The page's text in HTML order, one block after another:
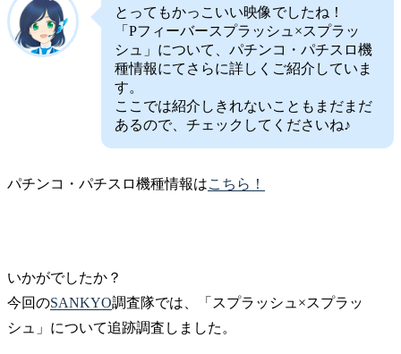
とってもかっこいい映像でしたね！
「Pフィーバースプラッシュ×スプラッ
シュ」について、パチンコ・パチスロ機
種情報にてさらに詳しくご紹介していま
す。
ここでは紹介しきれないこともまだまだ
あるので、チェックしてくださいね♪
パチンコ・パチスロ機種情報はこちら！
いかがでしたか？
今回のSANKYO調査隊では、「スプラッシュ×スプラッ
シュ」について追跡調査しました。